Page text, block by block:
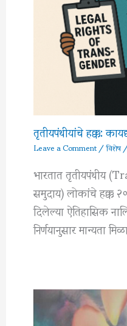
तृतीयपंथीयांचे हक्क:
Leave a Comment/विशेष/
भारतात तृतीयपंथीय
समुदाय) लोकांचे हक्क
दिलेल्या ऐतिहासिक
निर्णयानुसार मान्यता